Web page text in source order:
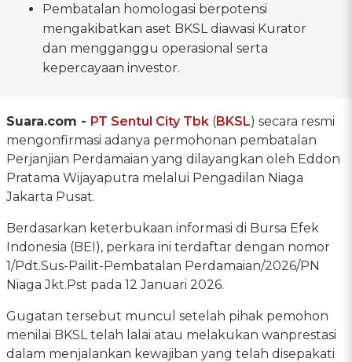
Pembatalan homologasi berpotensi
mengakibatkan aset BKSL diawasi Kurator
dan mengganggu operasional serta
kepercayaan investor.
Suara.com - PT Sentul City Tbk (BKSL) secara resmi
mengonfirmasi adanya permohonan pembatalan
Perjanjian Perdamaian yang dilayangkan oleh Eddon
Pratama Wijayaputra melalui Pengadilan Niaga
Jakarta Pusat.
Berdasarkan keterbukaan informasi di Bursa Efek
Indonesia (BEI), perkara ini terdaftar dengan nomor
1/Pdt.Sus-Pailit-Pembatalan Perdamaian/2026/PN
Niaga Jkt.Pst pada 12 Januari 2026.
Gugatan tersebut muncul setelah pihak pemohon
menilai BKSL telah lalai atau melakukan wanprestasi
dalam menjalankan kewajiban yang telah disepakati